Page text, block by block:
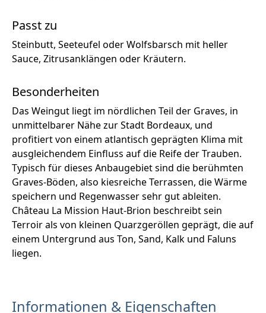
Passt zu
Steinbutt, Seeteufel oder Wolfsbarsch mit heller
Sauce, Zitrusanklängen oder Kräutern.
Besonderheiten
Das Weingut liegt im nördlichen Teil der Graves, in
unmittelbarer Nähe zur Stadt Bordeaux, und
profitiert von einem atlantisch geprägten Klima mit
ausgleichendem Einfluss auf die Reife der Trauben.
Typisch für dieses Anbaugebiet sind die berühmten
Graves-Böden, also kiesreiche Terrassen, die Wärme
speichern und Regenwasser sehr gut ableiten.
Château La Mission Haut-Brion beschreibt sein
Terroir als von kleinen Quarzgeröllen geprägt, die auf
einem Untergrund aus Ton, Sand, Kalk und Faluns
liegen.
Informationen & Eigenschaften